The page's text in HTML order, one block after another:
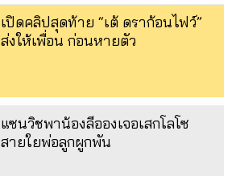
เปิดคลิปสุดท้าย “เต้ ดราก้อนไฟว์”
ส่งให้เพื่อน ก่อนหายตัว
แซนวิชพาน้องลีอองเจอเสกโลโซ
สายใยพ่อลูกผูกพัน